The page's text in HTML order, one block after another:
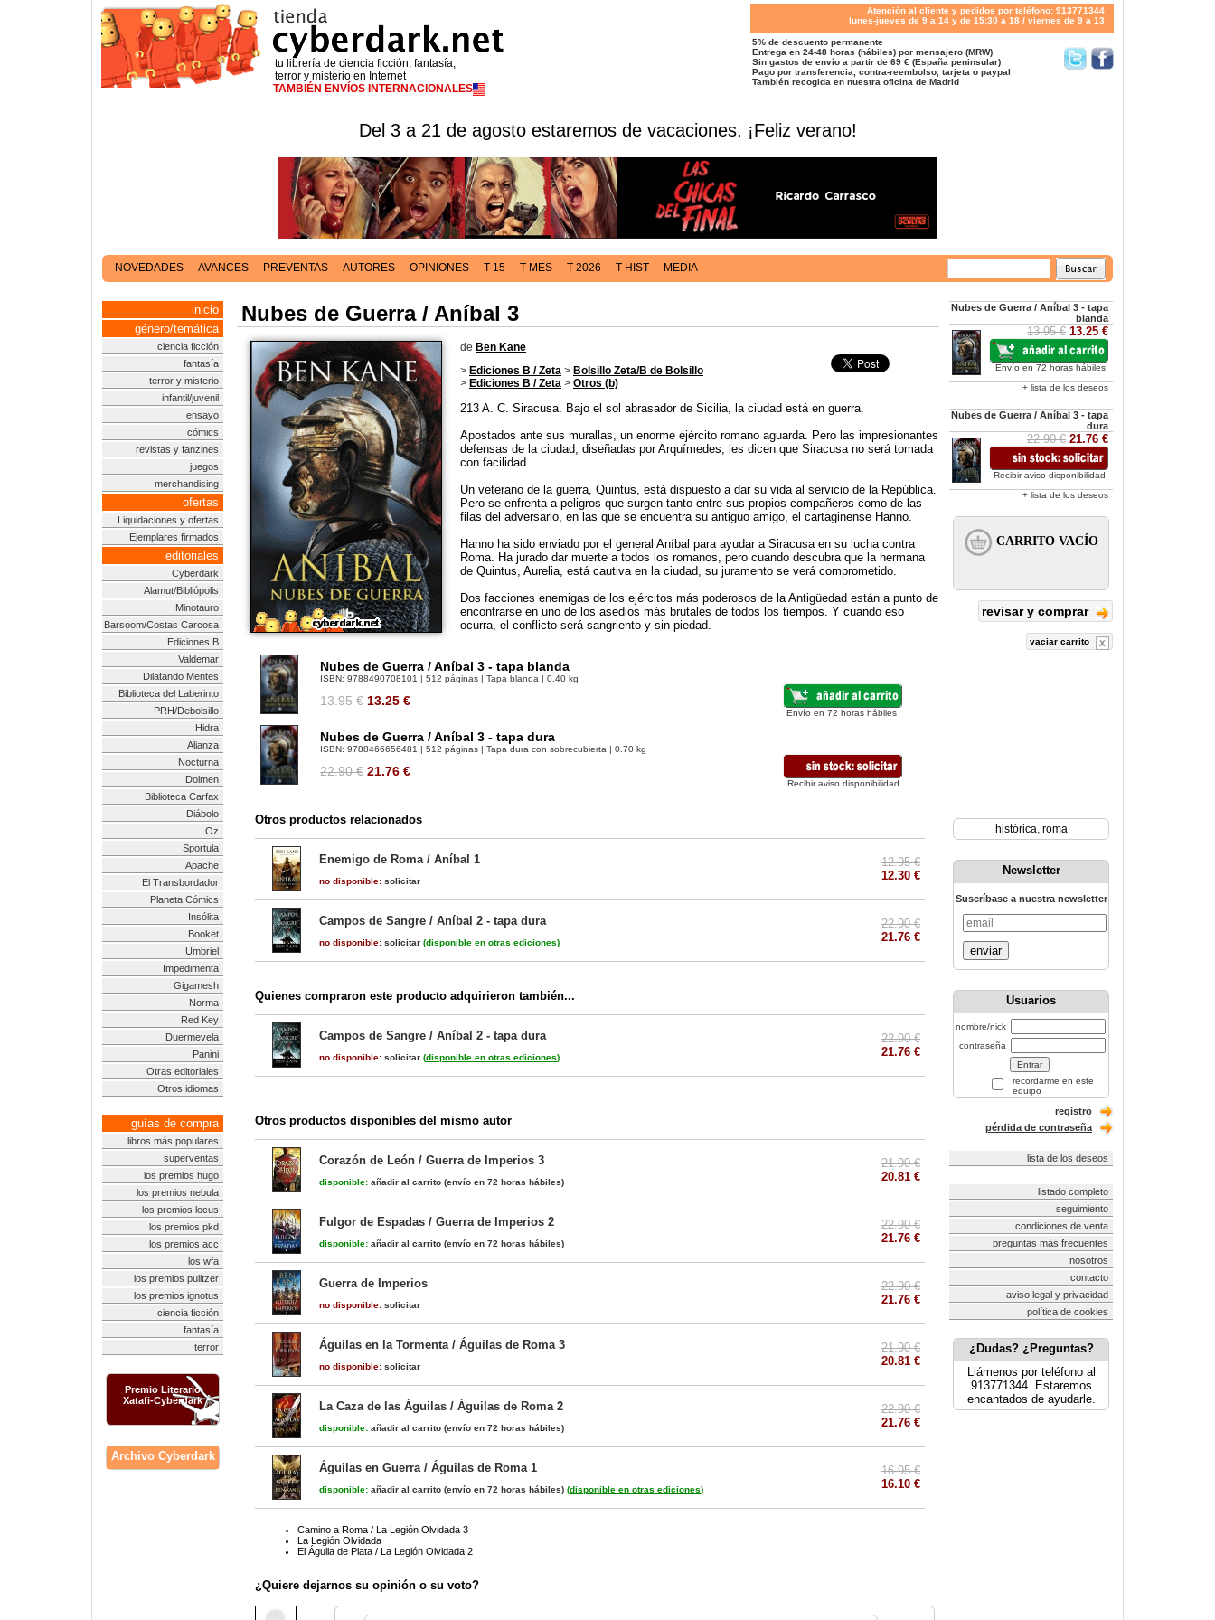
tu librería de ciencia ficción, fantasía,
terror y misterio en Internet
TAMBIÉN ENVÍOS INTERNACIONALES
Atención al cliente y pedidos por teléfono: 913771344
lunes-jueves de 9 a 14 y de 15:30 a 18 / viernes de 9 a 13
5% de descuento permanente
Entrega en 24-48 horas (hábiles) por mensajero (MRW)
Sin gastos de envío a partir de 69 € (España peninsular)
Pago por transferencia, contra-reembolso, tarjeta o paypal
También recogida en nuestra oficina de Madrid
Del 3 a 21 de agosto estaremos de vacaciones. ¡Feliz verano!
NOVEDADES AVANCES PREVENTAS AUTORES OPINIONES T 15 T MES T 2026 T HIST MEDIA
inicio
género/temática
ciencia ficción
fantasía
terror y misterio
infantil/juvenil
ensayo
cómics
revistas y fanzines
juegos
merchandising
ofertas
Liquidaciones y ofertas
Ejemplares firmados
editoriales
Cyberdark
Alamut/Bibliópolis
Minotauro
Barsoom/Costas Carcosa
Ediciones B
Valdemar
Dilatando Mentes
Biblioteca del Laberinto
PRH/Debolsillo
Hidra
Alianza
Nocturna
Dolmen
Biblioteca Carfax
Diábolo
Oz
Sportula
Apache
El Transbordador
Planeta Cómics
Insólita
Booket
Umbriel
Impedimenta
Gigamesh
Norma
Red Key
Duermevela
Panini
Otras editoriales
Otros idiomas
guías de compra
libros más populares
superventas
los premios hugo
los premios nebula
los premios locus
los premios pkd
los premios acc
los wfa
los premios pulitzer
los premios ignotus
ciencia ficción
fantasía
terror
Premio Literario
Xatafi-Cyberdark
Archivo Cyberdark
Nubes de Guerra / Aníbal 3
de Ben Kane
> Ediciones B / Zeta > Bolsillo Zeta/B de Bolsillo
> Ediciones B / Zeta > Otros (b)
213 A. C. Siracusa. Bajo el sol abrasador de Sicilia, la ciudad está en guerra.
Apostados ante sus murallas, un enorme ejército romano aguarda. Pero las impresionantes
defensas de la ciudad, diseñadas por Arquímedes, les dicen que Siracusa no será tomada
con facilidad.
Un veterano de la guerra, Quintus, está dispuesto a dar su vida al servicio de la República.
Pero se enfrenta a peligros que surgen tanto entre sus propios compañeros como de las
filas del adversario, en las que se encuentra su antiguo amigo, el cartaginense Hanno.
Hanno ha sido enviado por el general Aníbal para ayudar a Siracusa en su lucha contra
Roma. Ha jurado dar muerte a todos los romanos, pero cuando descubra que la hermana
de Quintus, Aurelia, está cautiva en la ciudad, su juramento se verá comprometido.
Dos facciones enemigas de los ejércitos más poderosos de la Antigüedad están a punto de
encontrarse en uno de los asedios más brutales de todos los tiempos. Y cuando eso
ocurra, el conflicto será sangriento y sin piedad.
Nubes de Guerra / Aníbal 3 - tapa blanda
ISBN: 9788490708101 | 512 páginas | Tapa blanda | 0.40 kg
13.95 € 13.25 €
Envío en 72 horas hábiles
Nubes de Guerra / Aníbal 3 - tapa dura
ISBN: 9788466656481 | 512 páginas | Tapa dura con sobrecubierta | 0.70 kg
22.90 € 21.76 €
Recibir aviso disponibilidad
Otros productos relacionados
Enemigo de Roma / Aníbal 1
no disponible: solicitar
12.95 €
12.30 €
Campos de Sangre / Aníbal 2 - tapa dura
no disponible: solicitar (disponible en otras ediciones)
22.90 €
21.76 €
Quienes compraron este producto adquirieron también...
Campos de Sangre / Aníbal 2 - tapa dura
no disponible: solicitar (disponible en otras ediciones)
22.90 €
21.76 €
Otros productos disponibles del mismo autor
Corazón de León / Guerra de Imperios 3
disponible: añadir al carrito (envío en 72 horas hábiles)
21.90 €
20.81 €
Fulgor de Espadas / Guerra de Imperios 2
disponible: añadir al carrito (envío en 72 horas hábiles)
22.90 €
21.76 €
Guerra de Imperios
no disponible: solicitar
22.90 €
21.76 €
Águilas en la Tormenta / Águilas de Roma 3
no disponible: solicitar
21.90 €
20.81 €
La Caza de las Águilas / Águilas de Roma 2
disponible: añadir al carrito (envío en 72 horas hábiles)
22.90 €
21.76 €
Águilas en Guerra / Águilas de Roma 1
disponible: añadir al carrito (envío en 72 horas hábiles) (disponible en otras ediciones)
16.95 €
16.10 €
Camino a Roma / La Legión Olvidada 3
La Legión Olvidada
El Águila de Plata / La Legión Olvidada 2
¿Quiere dejarnos su opinión o su voto?
Nubes de Guerra / Aníbal 3 - tapa
blanda
13.95 € 13.25 €
Envío en 72 horas hábiles
+ lista de los deseos
Nubes de Guerra / Aníbal 3 - tapa
dura
22.90 € 21.76 €
Recibir aviso disponibilidad
+ lista de los deseos
revisar y comprar
vaciar carrito
histórica, roma
Newsletter
Suscríbase a nuestra newsletter
enviar
Usuarios
nombre/nick
contraseña
recordarme en este
equipo
registro
pérdida de contraseña
lista de los deseos
listado completo
seguimiento
condiciones de venta
preguntas más frecuentes
nosotros
contacto
aviso legal y privacidad
política de cookies
¿Dudas? ¿Preguntas?
Llámenos por teléfono al
913771344. Estaremos
encantados de ayudarle.